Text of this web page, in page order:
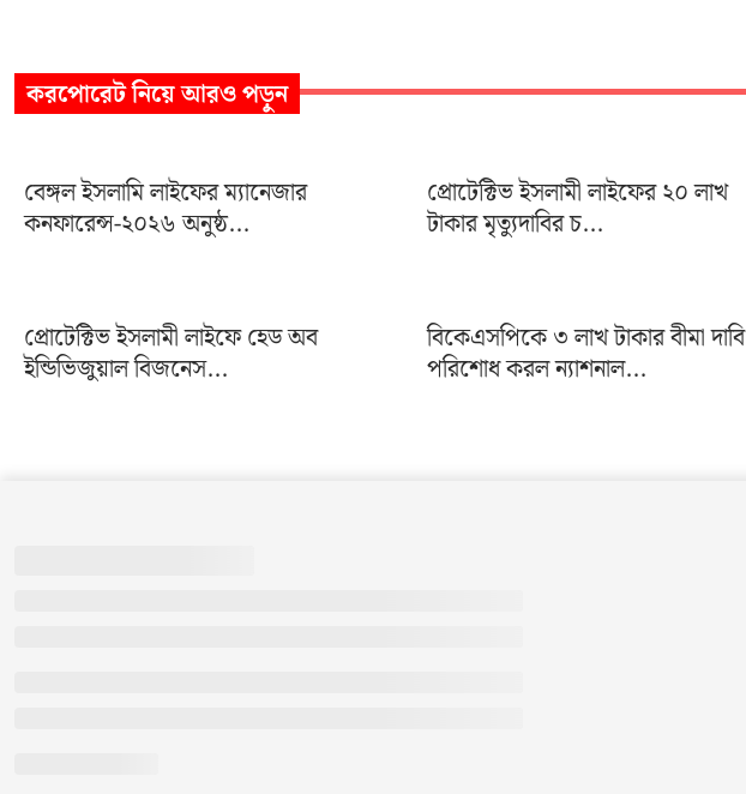
করপোরেটনিয়ে আরও পড়ুন
বেঙ্গল ইসলামি লাইফের ম্যানেজার
কনফারেন্স-২০২৬ অনুষ্ঠ...
প্রোটেক্টিভ ইসলামী লাইফের ২০ লাখ
টাকার মৃত্যুদাবির চ...
প্রোটেক্টিভ ইসলামী লাইফে হেড অব
ইন্ডিভিজুয়াল বিজনেস...
বিকেএসপিকে ৩ লাখ টাকার বীমা দাবি
পরিশোধ করল ন্যাশনাল...